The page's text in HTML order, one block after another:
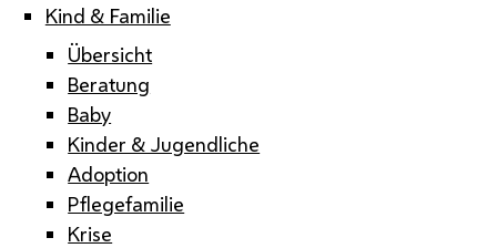
Kind & Familie
Übersicht
Beratung
Baby
Kinder & Jugendliche
Adoption
Pflegefamilie
Krise